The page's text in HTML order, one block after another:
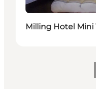
Milling Hotel Mini